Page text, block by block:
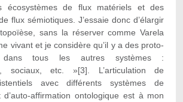
écosystèmes de flux matériels et des
flux sémiotiques. J’essaie donc d’élargir
sans la réserver comme Varela
vivant et je considère qu’il y a des proto-
dans tous les autres systèmes :
sociaux, etc. »[3]. L’articulation de
avec différents systèmes de
d’auto-affirmation ontologique est à mon